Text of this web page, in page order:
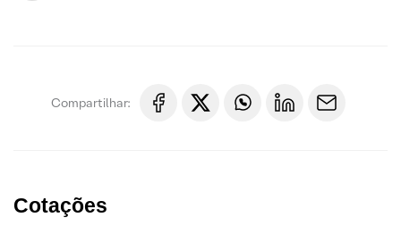
Compartilhar:
Cotações